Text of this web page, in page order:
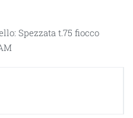
Spezzata t.75 fiocco